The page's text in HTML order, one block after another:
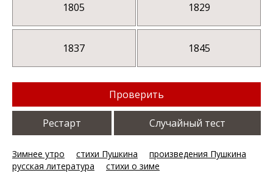
1805 1829
1837 1845
Проверить
Рестарт Случайный тест
Зимнее утро стихи Пушкина
произведения Пушкина
русская литература
стихи о зиме